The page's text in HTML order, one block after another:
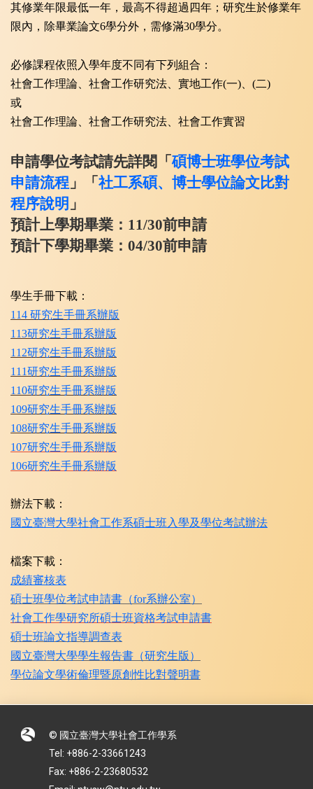
其修業年限最低一年，最高不得超過四年；研究生於修業年
限內，除畢業論文6學分外，需修滿30學分。
必修課程依照入學年度不同有下列組合：
社會工作理論、社會工作研究法、實地工作(一)、(二)
或
社會工作理論、社會工作研究法、社會工作實習
申請學位考試請先詳閱「碩博士班學位考試
申請流程 」「 社工系碩、博士學位論文比對
程序說明 」
預計上學期畢業：11/30前申請
預計下學期畢業：04/30前申請
學生手冊下載：
114 研究生手冊系辦版
113研究生手冊系辦版
112研究生手冊系辦版
111研究生手冊系辦版
110研究生手冊系辦版
109研究生手冊系辦版
108研究生手冊系辦版
​107研究生手冊系辦版
106研究生手冊系辦版
辦法下載：
國立臺灣大學社會工作系碩士班入學及學位考試辦法
檔案下載：
成績審核表
碩士班學位考試申請書（for系辦公室）
社會工作學研究所碩士班資格考試申請書
碩士班論文指導調查表
國立臺灣大學學生報告書（研究生版）
學位論文學術倫理暨原創性比對聲明書
© 國立臺灣大學社會工作學系
Tel: +886-2-33661243
Fax: +886-2-23680532